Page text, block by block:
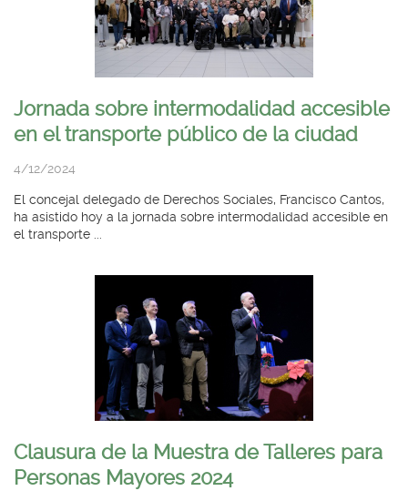
Jornada sobre intermodalidad accesible
en el transporte público de la ciudad
4/12/2024
El concejal delegado de Derechos Sociales, Francisco Cantos,
ha asistido hoy a la jornada sobre intermodalidad accesible en
el transporte ...
Clausura de la Muestra de Talleres para
Personas Mayores 2024